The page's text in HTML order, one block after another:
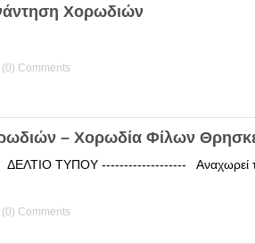
Χορωδιών
(0) Comments
– Χορωδία Φίλων
ΤΥΠΟΥ ------------------- Αναχωρεί
(0) Comments